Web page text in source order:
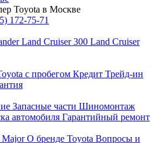
Toyota в Москве
172-75-71
Land Cruiser 300 Land Cruiser
с пробегом Кредит Трейд-ин
Запасные части Шиномонтаж
автомобиля Гарантийный ремонт
О бренде Toyota Вопросы и